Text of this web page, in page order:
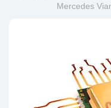
Mercedes